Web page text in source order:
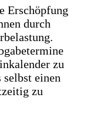
Erschöpfung
durch
zu
einen
zu